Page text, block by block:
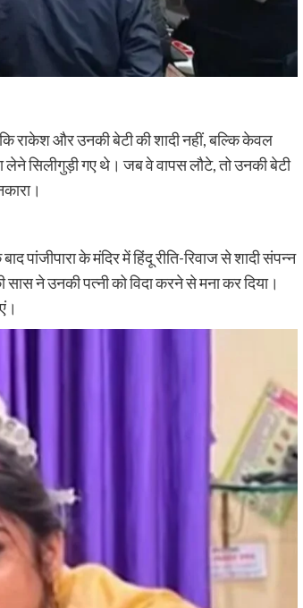
राकेश और उनकी बेटी की शादी नहीं, बल्कि केवल
लेने सिलीगुड़ी गए थे। जब वे वापस लौटे, तो उनकी बेटी
पांजीपारा के मंदिर में हिंदू रीति-रिवाज से शादी संपन्न
ने उनकी पत्नी को विदा करने से मना कर दिया।